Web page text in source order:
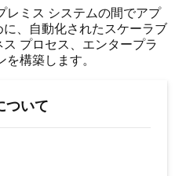
レミス システムの間でアプ
、自動化されたスケーラブ
プロセス、エンタープラ
構築します。
いて